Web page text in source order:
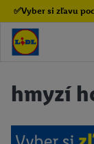
✅Vyber si zľavu
hmyzí